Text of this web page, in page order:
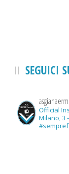
SEGUICI
Official
Milano, 3